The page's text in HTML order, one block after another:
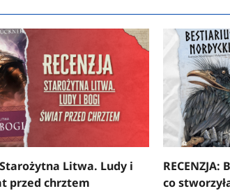
Starożytna Litwa. Ludy i
przed chrztem
co